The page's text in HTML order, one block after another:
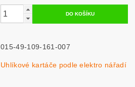
015-49-109-161-007
Uhlíkové kartáče podle elektro nářadí